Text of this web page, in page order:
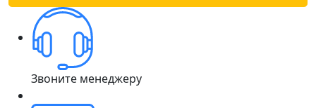
Звоните менеджеру